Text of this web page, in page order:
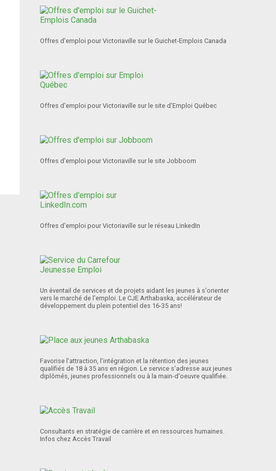
Offres d'emploi pour Victoriaville sur le Guichet-Emplois Canada
Offres d'emploi pour Victoriaville sur le site d'Emploi Québec
Offres d'emploi pour Victoriaville sur le site Jobboom
Offres d'emploi pour Victoriaville sur le réseau LinkedIn
Un éventail de services et de projets aidant les jeunes à s'orienter
vers le marché de l'emploi. Le CJE Arthabaska, accélérateur de
développement du plein potentiel des 16-35 ans!
Favorise l'attraction, l'intégration et la rétention des jeunes
qualifiés de 18 à 35 ans en région. Le service s'adresse aux jeunes
diplômés, jeunes professionnels ou à la main-d'oeuvre qualifiée.
Consultants en stratégie de carrière et en ressources humaines.
Infos chez Accès Travail